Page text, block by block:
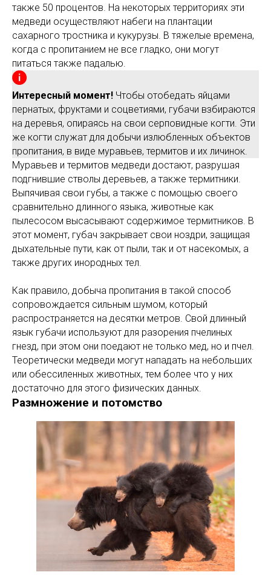
также 50 процентов. На некоторых территориях эти
медведи осуществляют набеги на плантации
сахарного тростника и кукурузы. В тяжелые времена,
когда с пропитанием не все гладко, они могут
питаться также падалью.
Интересный момент! Чтобы отобедать яйцами
пернатых, фруктами и соцветиями, губачи взбираются
на деревья, опираясь на свои серповидные когти. Эти
же когти служат для добычи излюбленных объектов
пропитания, в виде муравьев, термитов и их личинок.
Муравьев и термитов медведи достают, разрушая
подгнившие стволы деревьев, а также термитники.
Выпячивая свои губы, а также с помощью своего
сравнительно длинного языка, животные как
пылесосом высасывают содержимое термитников. В
этот момент, губач закрывает свои ноздри, защищая
дыхательные пути, как от пыли, так и от насекомых, а
также других инородных тел.
Как правило, добыча пропитания в такой способ
сопровождается сильным шумом, который
распространяется на десятки метров. Свой длинный
язык губачи используют для разорения пчелиных
гнезд, при этом они поедают не только мед, но и пчел.
Теоретически медведи могут нападать на небольших
или обессиленных животных, тем более что у них
достаточно для этого физических данных.
Размножение и потомство